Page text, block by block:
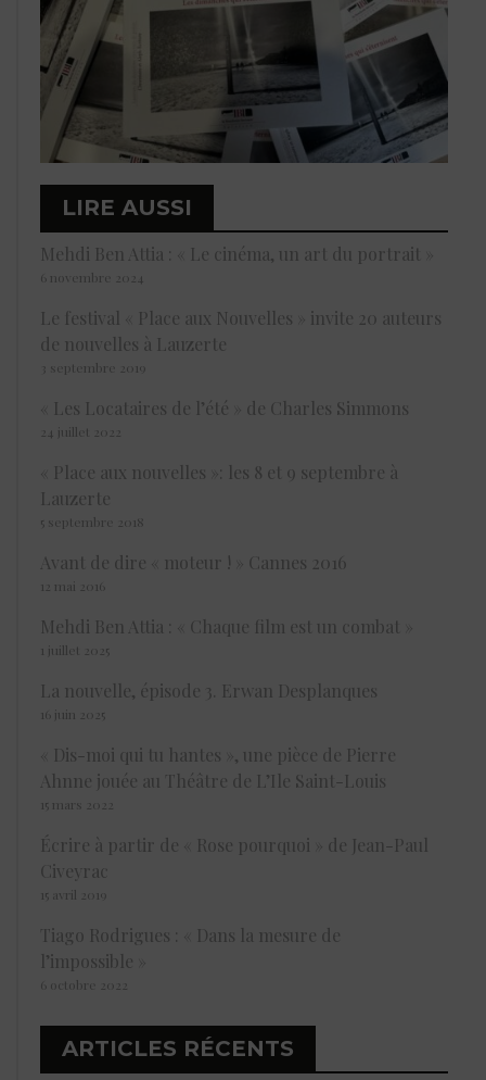
LIRE AUSSI
Mehdi Ben Attia : « Le cinéma, un art du portrait »
6 novembre 2024
Le festival « Place aux Nouvelles » invite 20 auteurs
de nouvelles à Lauzerte
3 septembre 2019
« Les Locataires de l’été » de Charles Simmons
24 juillet 2022
« Place aux nouvelles »: les 8 et 9 septembre à
Lauzerte
5 septembre 2018
Avant de dire « moteur ! » Cannes 2016
12 mai 2016
Mehdi Ben Attia : « Chaque film est un combat »
1 juillet 2025
La nouvelle, épisode 3. Erwan Desplanques
16 juin 2025
« Dis-moi qui tu hantes », une pièce de Pierre
Ahnne jouée au Théâtre de L’Ile Saint-Louis
15 mars 2022
Écrire à partir de « Rose pourquoi » de Jean-Paul
Civeyrac
15 avril 2019
Tiago Rodrigues : « Dans la mesure de
l’impossible »
6 octobre 2022
ARTICLES RÉCENTS